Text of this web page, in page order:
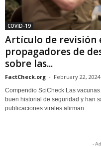
COVID-19
Artículo de revisión
propagadores de
sobre las...
FactCheck.org - February 22, 2024
Compendio SciCheck Las
buen historial de seguridad y han
publicaciones virales afirman...
-